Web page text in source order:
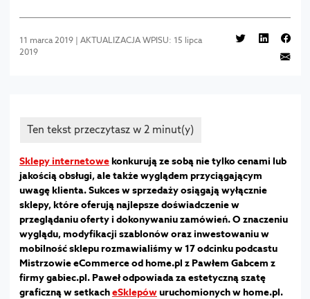
11 marca 2019 | AKTUALIZACJA WPISU: 15 lipca
2019
Sklepy internetowekonkurują ze sobą nie tylko cenami lub
jakością obsługi, ale także wyglądem przyciągającym
uwagę klienta. Sukces w sprzedaży osiągają wyłącznie
sklepy, które oferują najlepsze doświadczenie w
przeglądaniu oferty i dokonywaniu zamówień. O znaczeniu
wyglądu, modyfikacji szablonów oraz inwestowaniu w
mobilność sklepu rozmawialiśmy w 17 odcinku podcastu
Mistrzowie eCommerce od home.pl z Pawłem Gabcem z
firmy gabiec.pl. Paweł odpowiada za estetyczną szatę
graficzną w setkacheSklepówuruchomionych w home.pl.